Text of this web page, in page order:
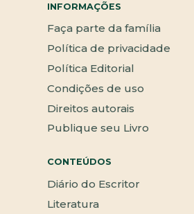
INFORMAÇÕES
Faça parte da família
Política de privacidade
Política Editorial
Condições de uso
Direitos autorais
Publique seu Livro
CONTEÚDOS
Diário do Escritor
Literatura